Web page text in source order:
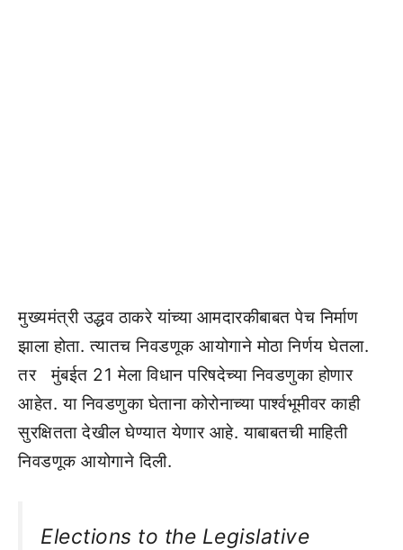
मुख्यमंत्री उद्धव ठाकरे यांच्या आमदारकीबाबत पेच निर्माण
झाला होता. त्यातच निवडणूक आयोगाने मोठा निर्णय घेतला.
तर मुंबईत 21 मेला विधान परिषदेच्या निवडणुका होणार
आहेत. या निवडणुका घेताना कोरोनाच्या पार्श्वभूमीवर काही
सुरक्षितता देखील घेण्यात येणार आहे. याबाबतची माहिती
निवडणूक आयोगाने दिली.
Elections to the Legislative